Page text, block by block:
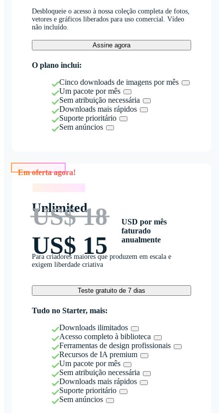
Desbloqueie o acesso à nossa coleção completa de fotos,
vetores e gráficos liberados para uso comercial. Vídeo
não incluído.
Assine agora
O plano inclui:
Cinco downloads de imagens por mês
Um pacote por mês
Sem atribuição necessária
Downloads mais rápidos
Suporte prioritário
Sem anúncios
Unlimited
US$ 18
US$ 15
USD por mês
faturado
anualmente
Para criadores maiores que produzem em escala e
exigem liberdade criativa
Teste gratuito de 7 dias
Tudo no Starter, mais:
Downloads ilimitados
Acesso completo à biblioteca
Ferramentas de design profissionais
Recursos de IA premium
Um pacote por mês
Sem atribuição necessária
Downloads mais rápidos
Suporte prioritário
Sem anúncios